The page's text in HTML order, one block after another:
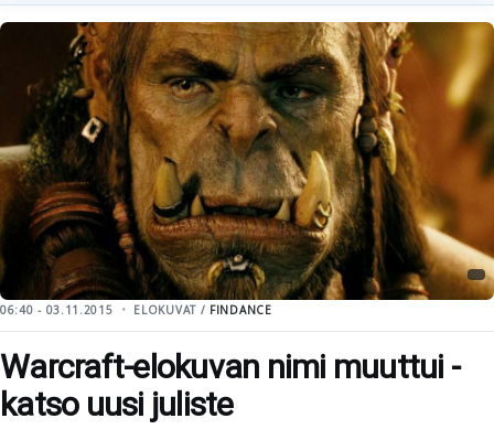
06:40 - 03.11.2015 ELOKUVAT / FINDANCE
Warcraft-elokuvan nimi muuttui -
katso uusi juliste